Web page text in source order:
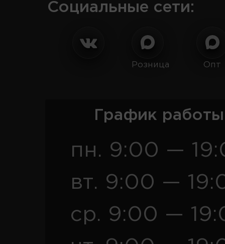
Социальные сети:
Розница Опт
График
пн. 9:00 —
вт. 9:00 —
ср. 9:00 —